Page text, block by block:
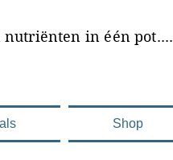
in één pot....
Shop